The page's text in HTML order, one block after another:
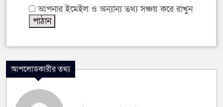
আপনার ইমেইল ও অন্যান্য তথ্য সঞ্চয় করে রাখুন
আপলোডকারীর তথ্য